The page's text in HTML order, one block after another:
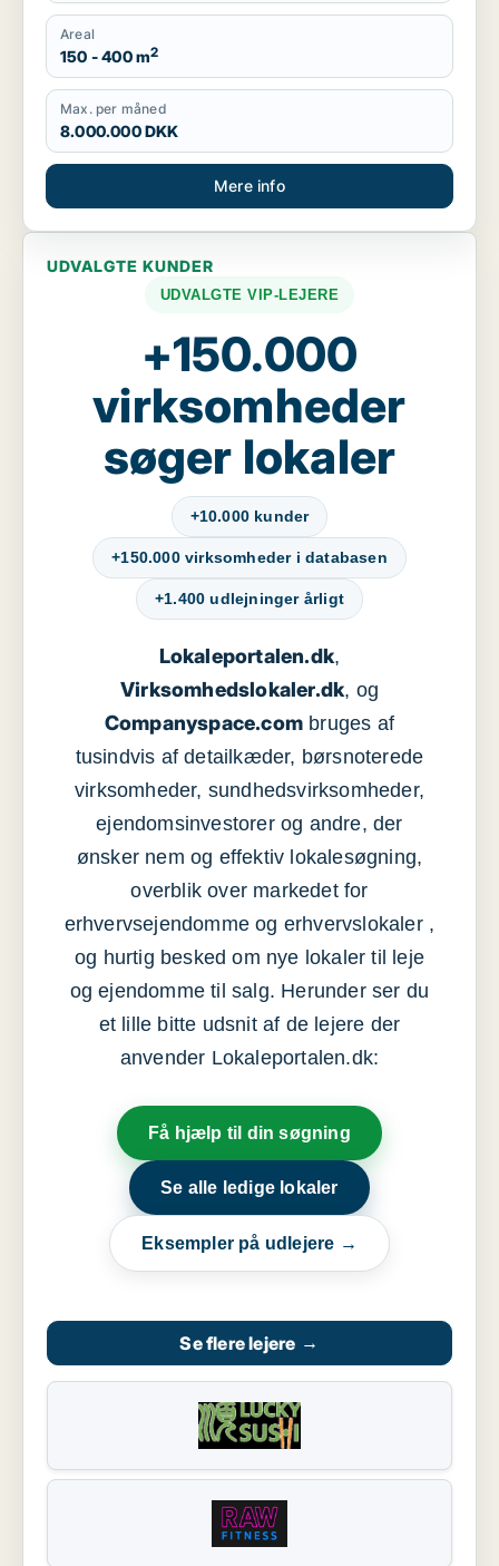
Areal
150 - 400 m2
Max. per måned
8.000.000 DKK
Mere info
UDVALGTE KUNDER
UDVALGTE VIP-LEJERE
+150.000
virksomheder
søger lokaler
+10.000 kunder
+150.000 virksomheder i databasen
+1.400 udlejninger årligt
Lokaleportalen.dk,
Virksomhedslokaler.dk, og
Companyspace.com bruges af
tusindvis af detailkæder, børsnoterede
virksomheder, sundhedsvirksomheder,
ejendomsinvestorer og andre, der
ønsker nem og effektiv lokalesøgning,
overblik over markedet for
erhvervsejendomme og erhvervslokaler ,
og hurtig besked om nye lokaler til leje
og ejendomme til salg. Herunder ser du
et lille bitte udsnit af de lejere der
anvender Lokaleportalen.dk:
Få hjælp til din søgning
Se alle ledige lokaler
Eksempler på udlejere →
Se flere lejere →